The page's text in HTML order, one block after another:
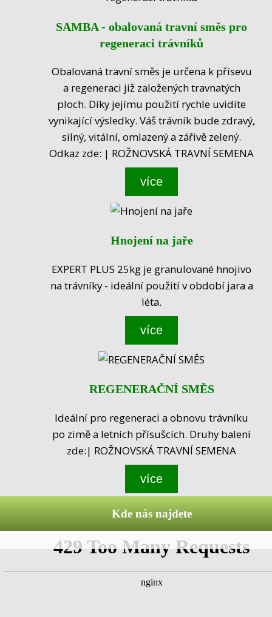
SAMBA - obalovaná travní směs pro
regeneraci trávníků
Obalovaná travní směs je určena k přísevu
a regeneraci již založených travnatých
ploch. Díky jejímu použití rychle uvidíte
vynikající výsledky. Váš trávník bude zdravý,
silný, vitální, omlazený a zářivě zelený.
Odkaz zde: | ROŽNOVSKÁ TRAVNÍ SEMENA
více
Hnojení na jaře
EXPERT PLUS 25kg je granulované hnojivo
na trávníky - ideální použití v období jara a
léta.
více
REGENERAČNÍ SMĚS
Ideální pro regeneraci a obnovu trávníku
po zimě a letních přísušcích. Druhy balení
zde:| ROŽNOVSKÁ TRAVNÍ SEMENA
více
Kde nás najdete